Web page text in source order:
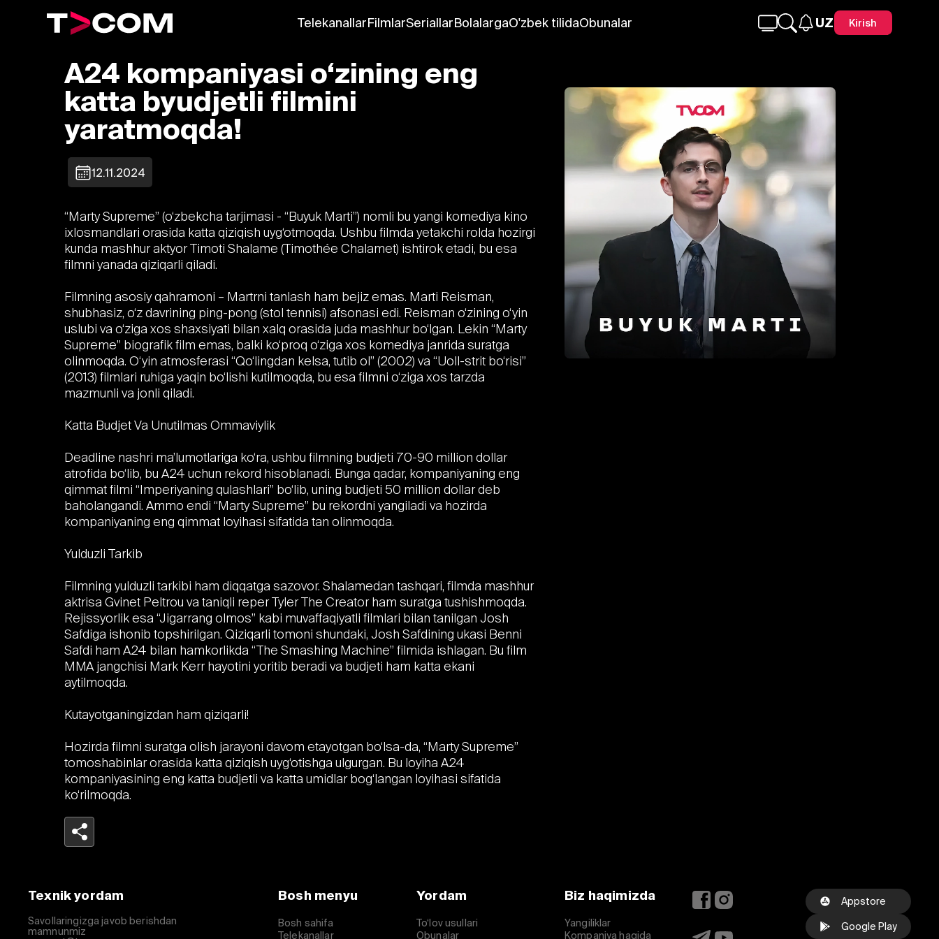
TelekanallarFilmlarSeriallarBolalargaO'zbek tilidaObunalar UZ Kirish
A24 kompaniyasi o‘zining eng
katta byudjetli filmini
yaratmoqda!
12.11.2024
“Marty Supreme” (o‘zbekcha tarjimasi - “Buyuk Marti”) nomli bu yangi komediya kino
ixlosmandlari orasida katta qiziqish uyg‘otmoqda. Ushbu filmda yetakchi rolda hozirgi
kunda mashhur aktyor Timoti Shalame (Timothée Chalamet) ishtirok etadi, bu esa
filmni yanada qiziqarli qiladi.
Filmning asosiy qahramoni – Martrni tanlash ham bejiz emas. Marti Reisman,
shubhasiz, o‘z davrining ping-pong (stol tennisi) afsonasi edi. Reisman o‘zining o‘yin
uslubi va o‘ziga xos shaxsiyati bilan xalq orasida juda mashhur bo‘lgan. Lekin “Marty
Supreme” biografik film emas, balki ko‘proq o‘ziga xos komediya janrida suratga
olinmoqda. O‘yin atmosferasi “Qo‘lingdan kelsa, tutib ol” (2002) va “Uoll-strit bo‘risi”
(2013) filmlari ruhiga yaqin bo‘lishi kutilmoqda, bu esa filmni o‘ziga xos tarzda
mazmunli va jonli qiladi.
Katta Budjet Va Unutilmas Ommaviylik
Deadline nashri ma’lumotlariga ko‘ra, ushbu filmning budjeti 70-90 million dollar
atrofida bo‘lib, bu A24 uchun rekord hisoblanadi. Bunga qadar, kompaniyaning eng
qimmat filmi “Imperiyaning qulashlari” bo‘lib, uning budjeti 50 million dollar deb
baholangandi. Ammo endi “Marty Supreme” bu rekordni yangiladi va hozirda
kompaniyaning eng qimmat loyihasi sifatida tan olinmoqda.
Yulduzli Tarkib
Filmning yulduzli tarkibi ham diqqatga sazovor. Shalamedan tashqari, filmda mashhur
aktrisa Gvinet Peltrou va taniqli reper Tyler The Creator ham suratga tushishmoqda.
Rejissyorlik esa “Jigarrang olmos” kabi muvaffaqiyatli filmlari bilan tanilgan Josh
Safdiga ishonib topshirilgan. Qiziqarli tomoni shundaki, Josh Safdining ukasi Benni
Safdi ham A24 bilan hamkorlikda “The Smashing Machine” filmida ishlagan. Bu film
MMA jangchisi Mark Kerr hayotini yoritib beradi va budjeti ham katta ekani
aytilmoqda.
Kutayotganingizdan ham qiziqarli!
Hozirda filmni suratga olish jarayoni davom etayotgan bo‘lsa-da, “Marty Supreme”
tomoshabinlar orasida katta qiziqish uyg‘otishga ulgurgan. Bu loyiha A24
kompaniyasining eng katta budjetli va katta umidlar bog‘langan loyihasi sifatida
ko‘rilmoqda.
Texnik yordam
Savollaringizga javob berishdan
mamnunmiz
Bosh menyu
Bosh sahifa
Telekanallar
Yordam
To‘lov usullari
Obunalar
Biz haqimizda
Yangiliklar
Kompaniya haqida
Appstore
Google Play